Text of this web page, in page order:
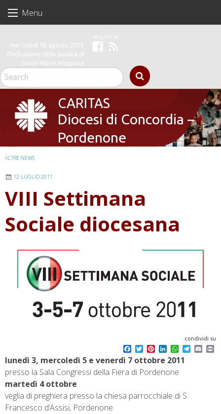
Menu
mercoledì 05 agosto 2026
Dedicazione della basilica di
Santa Maria Maggiore
Facebook
Feed
CARITAS
Diocesi di Concordia –
Pordenone
ALTRE NEWS
12 LUGLIO 2011
VIII Settimana
Sociale diocesana
condividi su
F
a
c
e
o
T
w
i
t
r
P
i
n
t
e
L
i
n
k
I
W
h
a
p
T E
lunedì 3, mercoledì 5 e venerdì 7 ottobre 2011
presso la Sala Congressi della Fiera di Pordenone
martedì 4 ottobre
veglia di preghiera presso la chiesa parrocchiale di S.
Francesco d’Assisi, Pordenone